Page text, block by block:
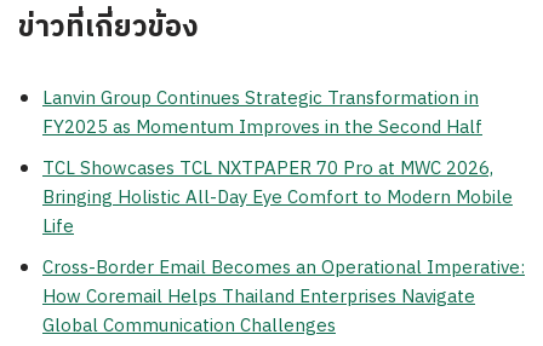
ข่าวที่เกี่ยวข้อง
Lanvin Group Continues Strategic Transformation in
FY2025 as Momentum Improves in the Second Half
TCL Showcases TCL NXTPAPER 70 Pro at MWC 2026,
Bringing Holistic All-Day Eye Comfort to Modern Mobile
Life
Cross-Border Email Becomes an Operational Imperative:
How Coremail Helps Thailand Enterprises Navigate
Global Communication Challenges